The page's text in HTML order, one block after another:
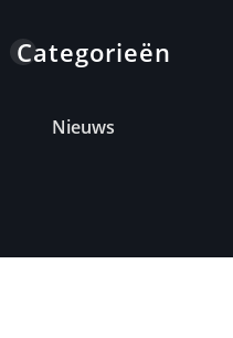
Categorieën
Nieuws